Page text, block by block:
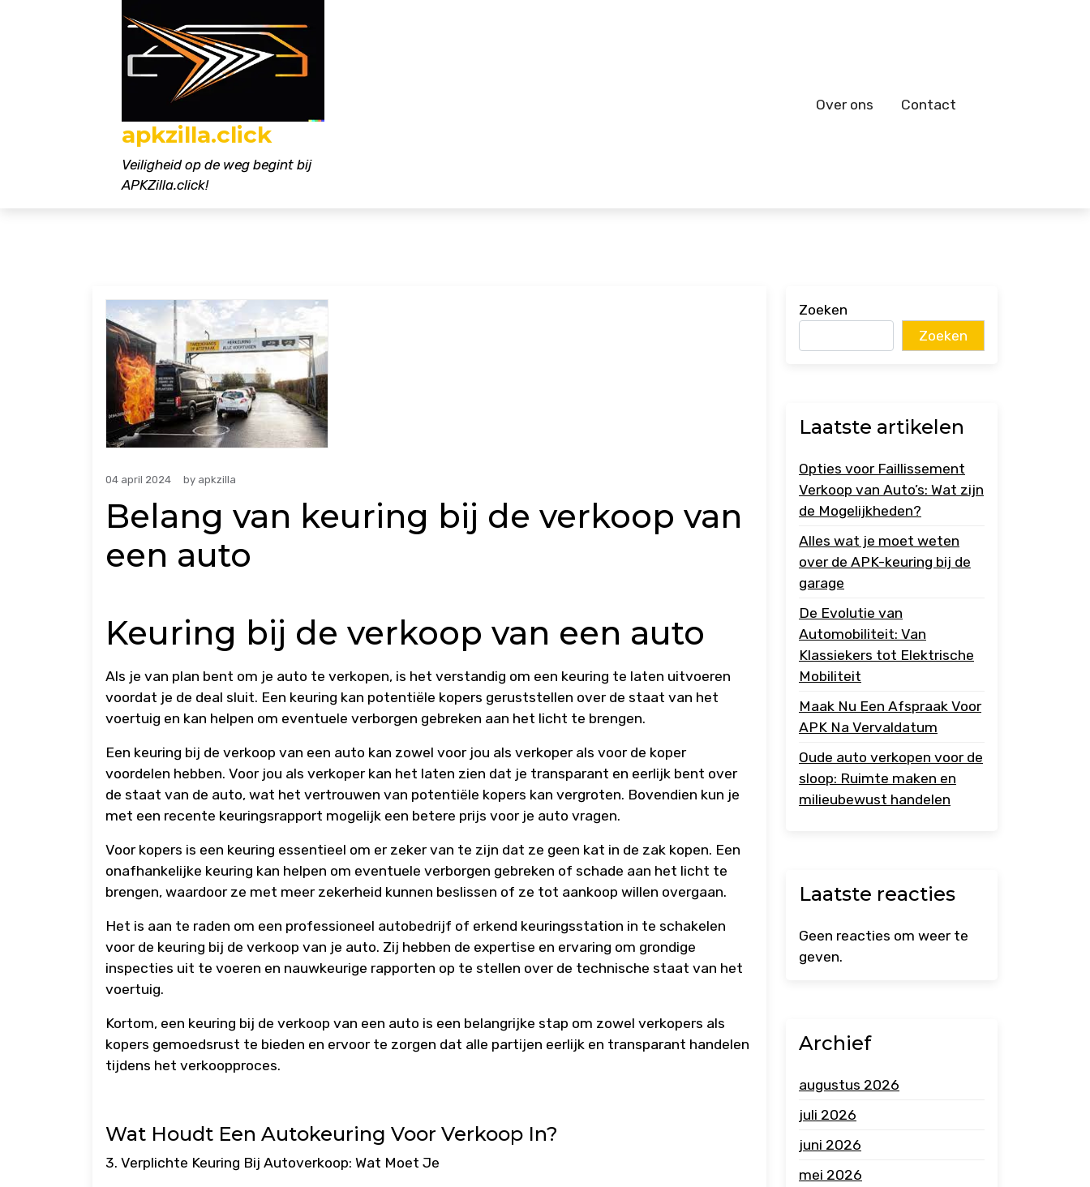
apkzilla.click
Veiligheid op de weg begint bij
APKZilla.click!
Over ons Contact
04 april 2024 by apkzilla
Belang van keuring bij de verkoop van
een auto
Keuring bij de verkoop van een auto
Als je van plan bent om je auto te verkopen, is het verstandig om een keuring te laten uitvoeren
voordat je de deal sluit. Een keuring kan potentiële kopers geruststellen over de staat van het
voertuig en kan helpen om eventuele verborgen gebreken aan het licht te brengen.
Een keuring bij de verkoop van een auto kan zowel voor jou als verkoper als voor de koper
voordelen hebben. Voor jou als verkoper kan het laten zien dat je transparant en eerlijk bent over
de staat van de auto, wat het vertrouwen van potentiële kopers kan vergroten. Bovendien kun je
met een recente keuringsrapport mogelijk een betere prijs voor je auto vragen.
Voor kopers is een keuring essentieel om er zeker van te zijn dat ze geen kat in de zak kopen. Een
onafhankelijke keuring kan helpen om eventuele verborgen gebreken of schade aan het licht te
brengen, waardoor ze met meer zekerheid kunnen beslissen of ze tot aankoop willen overgaan.
Het is aan te raden om een professioneel autobedrijf of erkend keuringsstation in te schakelen
voor de keuring bij de verkoop van je auto. Zij hebben de expertise en ervaring om grondige
inspecties uit te voeren en nauwkeurige rapporten op te stellen over de technische staat van het
voertuig.
Kortom, een keuring bij de verkoop van een auto is een belangrijke stap om zowel verkopers als
kopers gemoedsrust te bieden en ervoor te zorgen dat alle partijen eerlijk en transparant handelen
tijdens het verkoopproces.
Wat Houdt Een Autokeuring Voor Verkoop In?
3. Verplichte Keuring Bij Autoverkoop: Wat Moet Je
Zoeken
Zoeken
Laatste artikelen
Opties voor Faillissement
Verkoop van Auto’s: Wat zijn
de Mogelijkheden?
Alles wat je moet weten
over de APK-keuring bij de
garage
De Evolutie van
Automobiliteit: Van
Klassiekers tot Elektrische
Mobiliteit
Maak Nu Een Afspraak Voor
APK Na Vervaldatum
Oude auto verkopen voor de
sloop: Ruimte maken en
milieubewust handelen
Laatste reacties
Geen reacties om weer te
geven.
Archief
augustus 2026
juli 2026
juni 2026
mei 2026